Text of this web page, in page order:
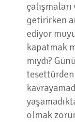
getirirken
ediyor
kapatmak
mıydı?
tesettürden
olmak